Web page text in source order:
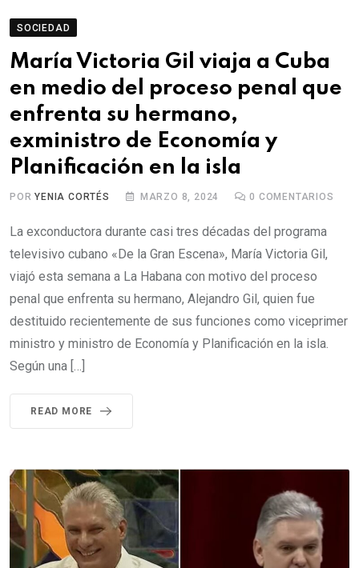
SOCIEDAD
María Victoria Gil viaja a Cuba
en medio del proceso penal que
enfrenta su hermano,
exministro de Economía y
Planificación en la isla
PORYENIA CORTÉS MARZO 8, 2024 0 COMENTARIOS
La exconductora durante casi tres décadas del programa
televisivo cubano «De la Gran Escena», María Victoria Gil,
viajó esta semana a La Habana con motivo del proceso
penal que enfrenta su hermano, Alejandro Gil, quien fue
destituido recientemente de sus funciones como viceprimer
ministro y ministro de Economía y Planificación en la isla.
Según una […]
READ MORE